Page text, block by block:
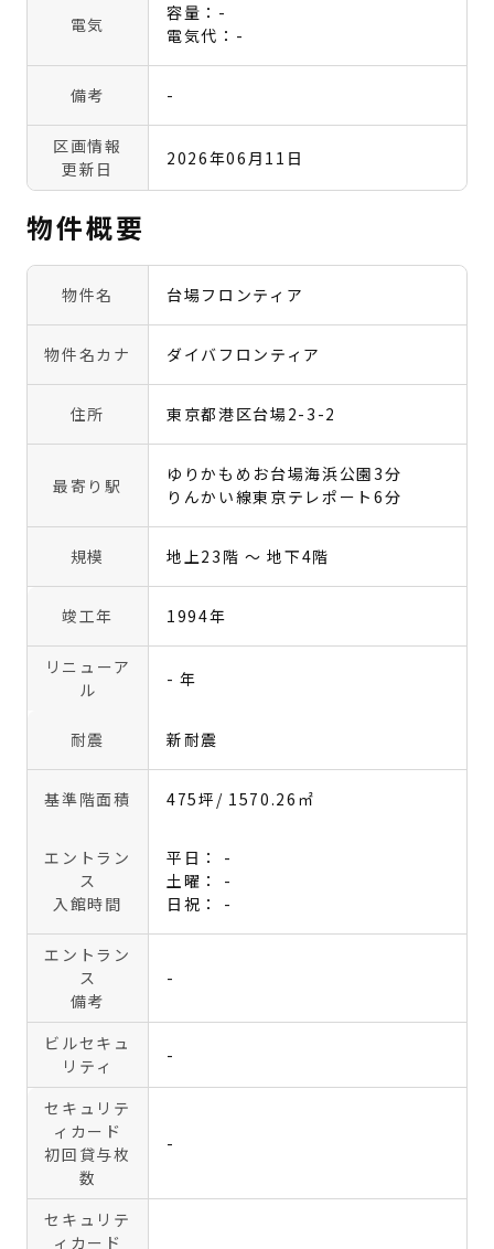
電気
容量：-
電気代：-
備考 -
区画情報
更新日
2026年06月11日
物件概要
物件名 台場フロンティア
物件名カナ ダイバフロンティア
住所 東京都港区台場2-3-2
最寄り駅
ゆりかもめお台場海浜公園3分
りんかい線東京テレポート6分
規模 地上23階 〜 地下4階
竣工年 1994年
リニューア
ル
- 年
耐震 新耐震
基準階面積 475坪 / 1570.26㎡
エントラン
ス
入館時間
平日： -
土曜： -
日祝： -
エントラン
ス
備考
-
ビルセキュ
リティ
-
セキュリテ
ィカード
初回貸与枚
数
-
セキュリテ
ィカード